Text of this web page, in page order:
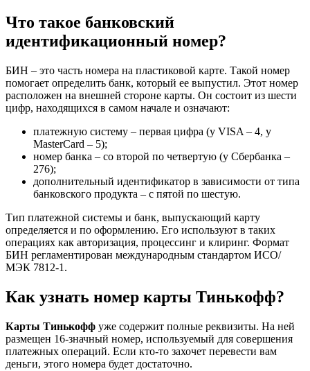
Что такое банковский
идентификационный номер?
БИН – это часть номера на пластиковой карте. Такой номер
помогает определить банк, который ее выпустил. Этот номер
расположен на внешней стороне карты. Он состоит из шести
цифр, находящихся в самом начале и означают:
платежную систему – первая цифра (у VISA – 4, у
MasterCard – 5);
номер банка – со второй по четвертую (у Сбербанка –
276);
дополнительный идентификатор в зависимости от типа
банковского продукта – с пятой по шестую.
Тип платежной системы и банк, выпускающий карту
определяется и по оформлению. Его используют в таких
операциях как авторизация, процессинг и клиринг. Формат
БИН регламентирован международным стандартом ИСО/
МЭК 7812-1.
Как узнать номер карты Тинькофф?
Карты Тинькофф уже содержит полные реквизиты. На ней
размещен 16-значный номер, используемый для совершения
платежных операций. Если кто-то захочет перевести вам
деньги, этого номера будет достаточно.